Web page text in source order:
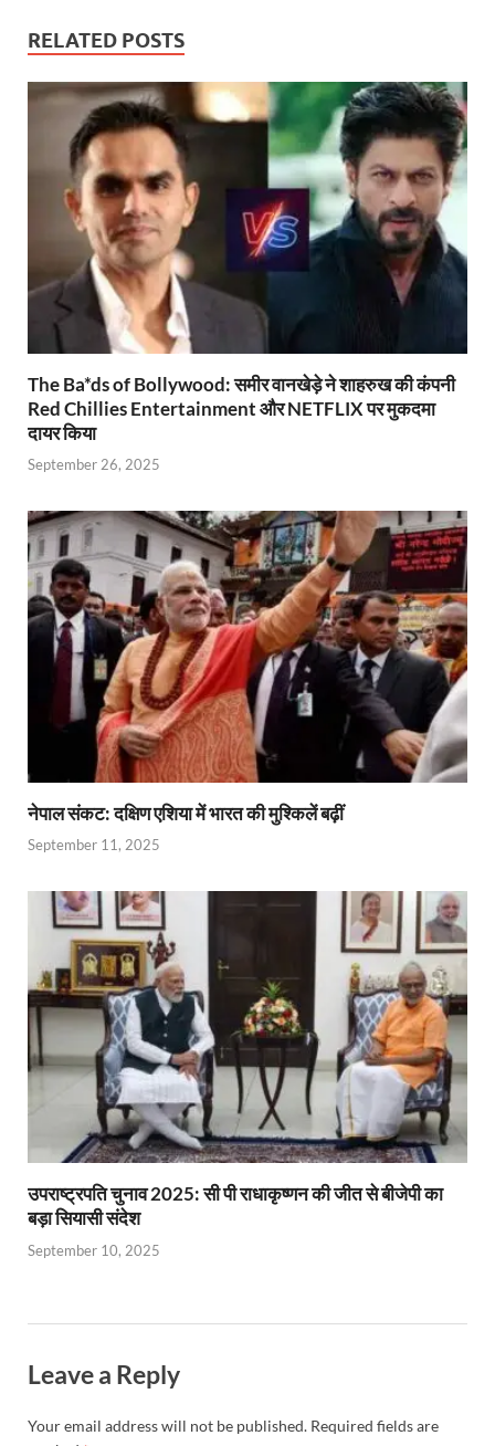
s
A
p
p
b
o
o
k
er
ie
n
dl
y
a
m
Li
n
k
RELATED POSTS
The Ba*ds of Bollywood: समीर वानखेड़े ने शाहरुख की कंपनी
Red Chillies Entertainment और NETFLIX पर मुकदमा
दायर किया
September 26, 2025
नेपाल संकट: दक्षिण एशिया में भारत की मुश्किलें बढ़ीं
September 11, 2025
उपराष्ट्रपति चुनाव 2025: सी पी राधाकृष्णन की जीत से बीजेपी का
बड़ा सियासी संदेश
September 10, 2025
Leave a Reply
Your email address will not be published. Required fields are